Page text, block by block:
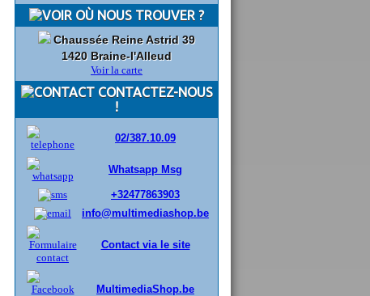
OÙ NOUS TROUVER ?
Chaussée Reine Astrid 39
1420 Braine-l'Alleud
Voir la carte
CONTACTEZ-NOUS
!
02/387.10.09
Whatsapp Msg
+32477863903
info@multimediashop.be
Contact via le site
MultimediaShop.be